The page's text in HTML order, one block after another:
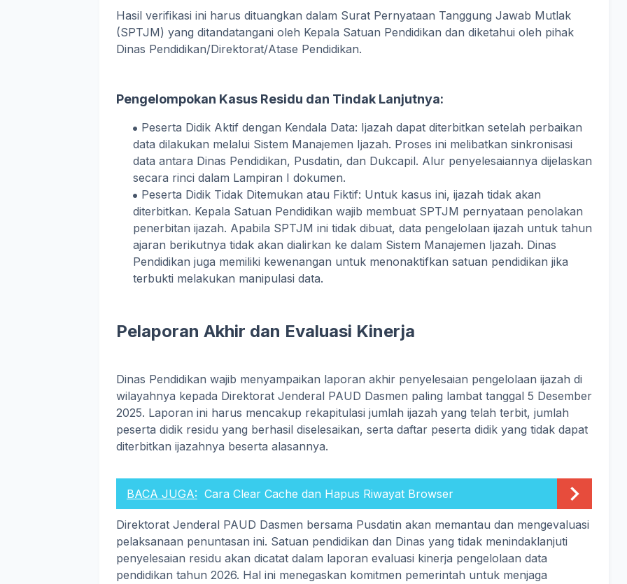
Hasil verifikasi ini harus dituangkan dalam Surat Pernyataan Tanggung Jawab Mutlak
(SPTJM) yang ditandatangani oleh Kepala Satuan Pendidikan dan diketahui oleh pihak
Dinas Pendidikan/Direktorat/Atase Pendidikan.
Pengelompokan Kasus Residu dan Tindak Lanjutnya:
Peserta Didik Aktif dengan Kendala Data: Ijazah dapat diterbitkan setelah perbaikan
data dilakukan melalui Sistem Manajemen Ijazah. Proses ini melibatkan sinkronisasi
data antara Dinas Pendidikan, Pusdatin, dan Dukcapil. Alur penyelesaiannya dijelaskan
secara rinci dalam Lampiran I dokumen.
Peserta Didik Tidak Ditemukan atau Fiktif: Untuk kasus ini, ijazah tidak akan
diterbitkan. Kepala Satuan Pendidikan wajib membuat SPTJM pernyataan penolakan
penerbitan ijazah. Apabila SPTJM ini tidak dibuat, data pengelolaan ijazah untuk tahun
ajaran berikutnya tidak akan dialirkan ke dalam Sistem Manajemen Ijazah. Dinas
Pendidikan juga memiliki kewenangan untuk menonaktifkan satuan pendidikan jika
terbukti melakukan manipulasi data.
Pelaporan Akhir dan Evaluasi Kinerja
Dinas Pendidikan wajib menyampaikan laporan akhir penyelesaian pengelolaan ijazah di
wilayahnya kepada Direktorat Jenderal PAUD Dasmen paling lambat tanggal 5 Desember
2025. Laporan ini harus mencakup rekapitulasi jumlah ijazah yang telah terbit, jumlah
peserta didik residu yang berhasil diselesaikan, serta daftar peserta didik yang tidak dapat
diterbitkan ijazahnya beserta alasannya.
BACA JUGA: Cara Clear Cache dan Hapus Riwayat Browser
Direktorat Jenderal PAUD Dasmen bersama Pusdatin akan memantau dan mengevaluasi
pelaksanaan penuntasan ini. Satuan pendidikan dan Dinas yang tidak menindaklanjuti
penyelesaian residu akan dicatat dalam laporan evaluasi kinerja pengelolaan data
pendidikan tahun 2026. Hal ini menegaskan komitmen pemerintah untuk menjaga